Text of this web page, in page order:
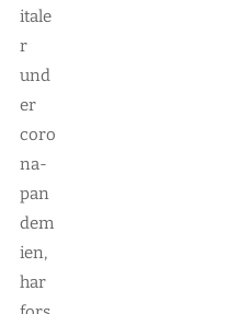
itale
r
und
er
coro
na-
pan
dem
ien,
har